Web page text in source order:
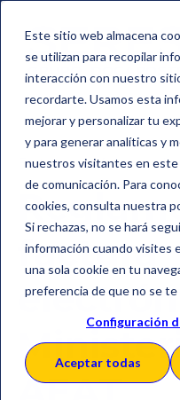
Este sitio web almacena
se utilizan para recopilar
interacción con nuestro
recordarte. Usamos esta
mejorar y personalizar tu
y para generar analíticas y
nuestros visitantes en
de comunicación. Para
cookies, consulta nuestra
Si rechazas, no se hará
información cuando visites
una sola cookie en tu
preferencia de que no se
Configuración
Aceptar todas
Factura electrónica
factura